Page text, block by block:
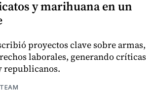
y marihuana en un
proyectos clave sobre armas,
laborales, generando críticas
republicanos.